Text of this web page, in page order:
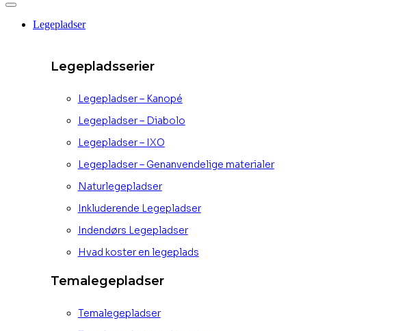
Legepladser
Legepladsserier
Legepladser – Kanopé
Legepladser – Diabolo
Legepladser – IXO
Legepladser – Genanvendelige materialer
Naturlegepladser
Inkluderende Legepladser
Indendørs Legepladser
Hvad koster en legeplads
Temalegepladser
Temalegepladser